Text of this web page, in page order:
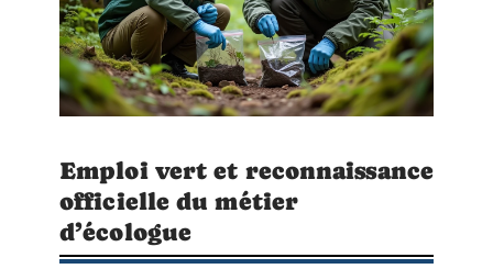
Emploi vert et reconnaissance
officielle du métier
d’écologue